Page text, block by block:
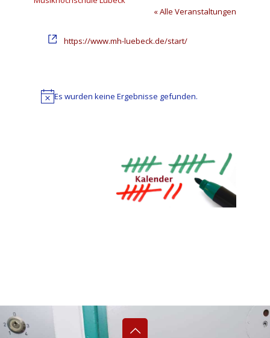
« Alle Veranstaltungen
Webseite
https://www.mh-luebeck.de/start/
HinweisEs wurden keine Ergebnisse gefunden.
Datum